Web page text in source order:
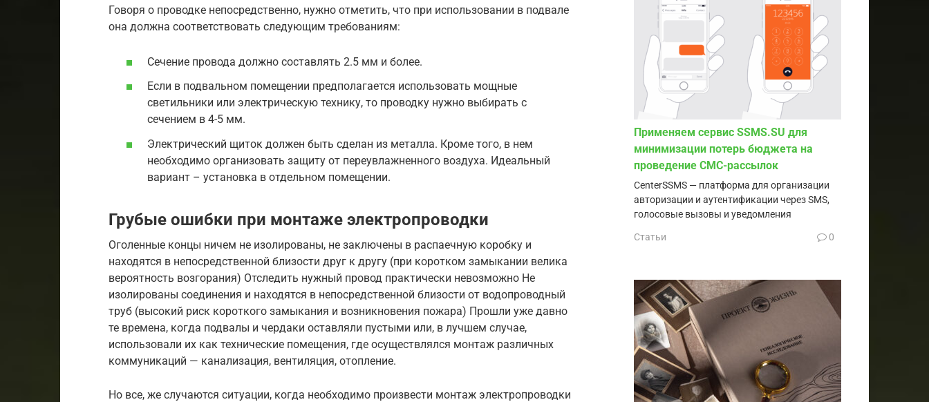
Говоря о проводке непосредственно, нужно отметить, что при использовании в подвале
она должна соответствовать следующим требованиям:
Сечение провода должно составлять 2.5 мм и более.
Если в подвальном помещении предполагается использовать мощные
светильники или электрическую технику, то проводку нужно выбирать с
сечением в 4-5 мм.
Электрический щиток должен быть сделан из металла. Кроме того, в нем
необходимо организовать защиту от переувлажненного воздуха. Идеальный
вариант – установка в отдельном помещении.
Грубые ошибки при монтаже электропроводки
Оголенные концы ничем не изолированы, не заключены в распаечную коробку и
находятся в непосредственной близости друг к другу (при коротком замыкании велика
вероятность возгорания) Отследить нужный провод практически невозможно Не
изолированы соединения и находятся в непосредственной близости от водопроводный
труб (высокий риск короткого замыкания и возникновения пожара) Прошли уже давно
те времена, когда подвалы и чердаки оставляли пустыми или, в лучшем случае,
использовали их как технические помещения, где осуществлялся монтаж различных
коммуникаций — канализация, вентиляция, отопление.
Но все, же случаются ситуации, когда необходимо произвести монтаж электропроводки
Применяем сервис SSMS.SU для
минимизации потерь бюджета на
проведение СМС-рассылок
CenterSSMS — платформа для организации
авторизации и аутентификации через SMS,
голосовые вызовы и уведомления
Статьи 0